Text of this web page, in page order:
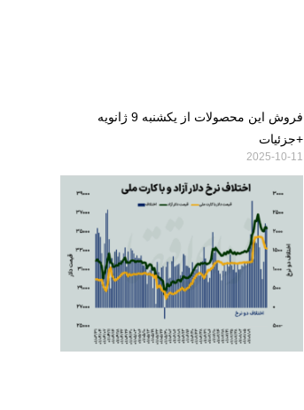
فروش این محصولات از یکشنبه 9 ژانویه
+جزئیات
2025-10-11